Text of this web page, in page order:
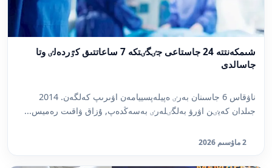
شىمكەنتتە 24 جاستاعى جٸگٸتكە 7 ساعاتتىق كٷردەلٸ وتا
جاسالدى
ناۋقاس 6 جاسىنان بەرٸ ەپيلەپسييامەن اۋىرىپ كەلگەن. 2014
جىلدان كەيٸن اۋرۋ بەلگٸلەرٸ بەسەڭدەپ, ۇزاق ۋاقىت رەميس...
2 ماۋسىم 2026